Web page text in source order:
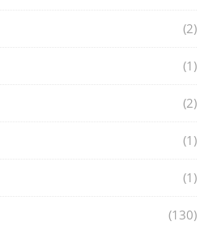
(2)
(1)
(2)
(1)
(1)
(130)